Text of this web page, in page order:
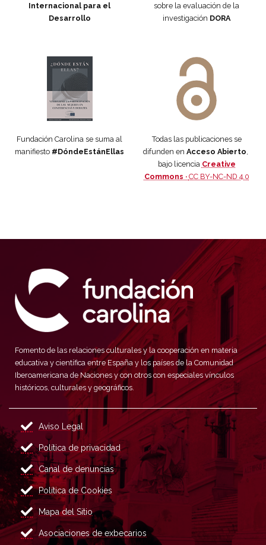
Internacional para el
Desarrollo
sobre la evaluación de la
investigación DORA
Fundación Carolina se suma al
manifiesto #DóndeEstánEllas
Todas las publicaciones se
difunden en Acceso Abierto,
bajo licencia Creative
Commons · CC BY-NC-ND 4.0
Fomento de las relaciones culturales y la cooperación en materia
educativa y científica entre España y los países de la Comunidad
Iberoamericana de Naciones y con otros con especiales vínculos
históricos, culturales y geográficos.
Aviso Legal
Política de privacidad
Canal de denuncias
Política de Cookies
Mapa del Sitio
Asociaciones de exbecarios